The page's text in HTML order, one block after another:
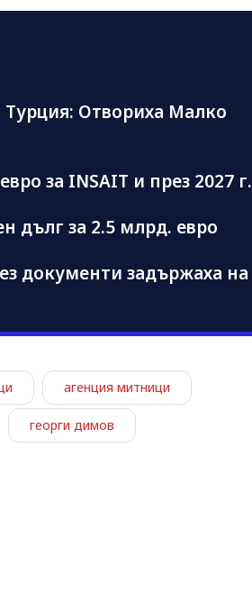
Отвориха Малко
за INSAIT и през 2027 г.
дълг за 2.5 млрд. евро
документи задържаха на
агенция митници
георги димов